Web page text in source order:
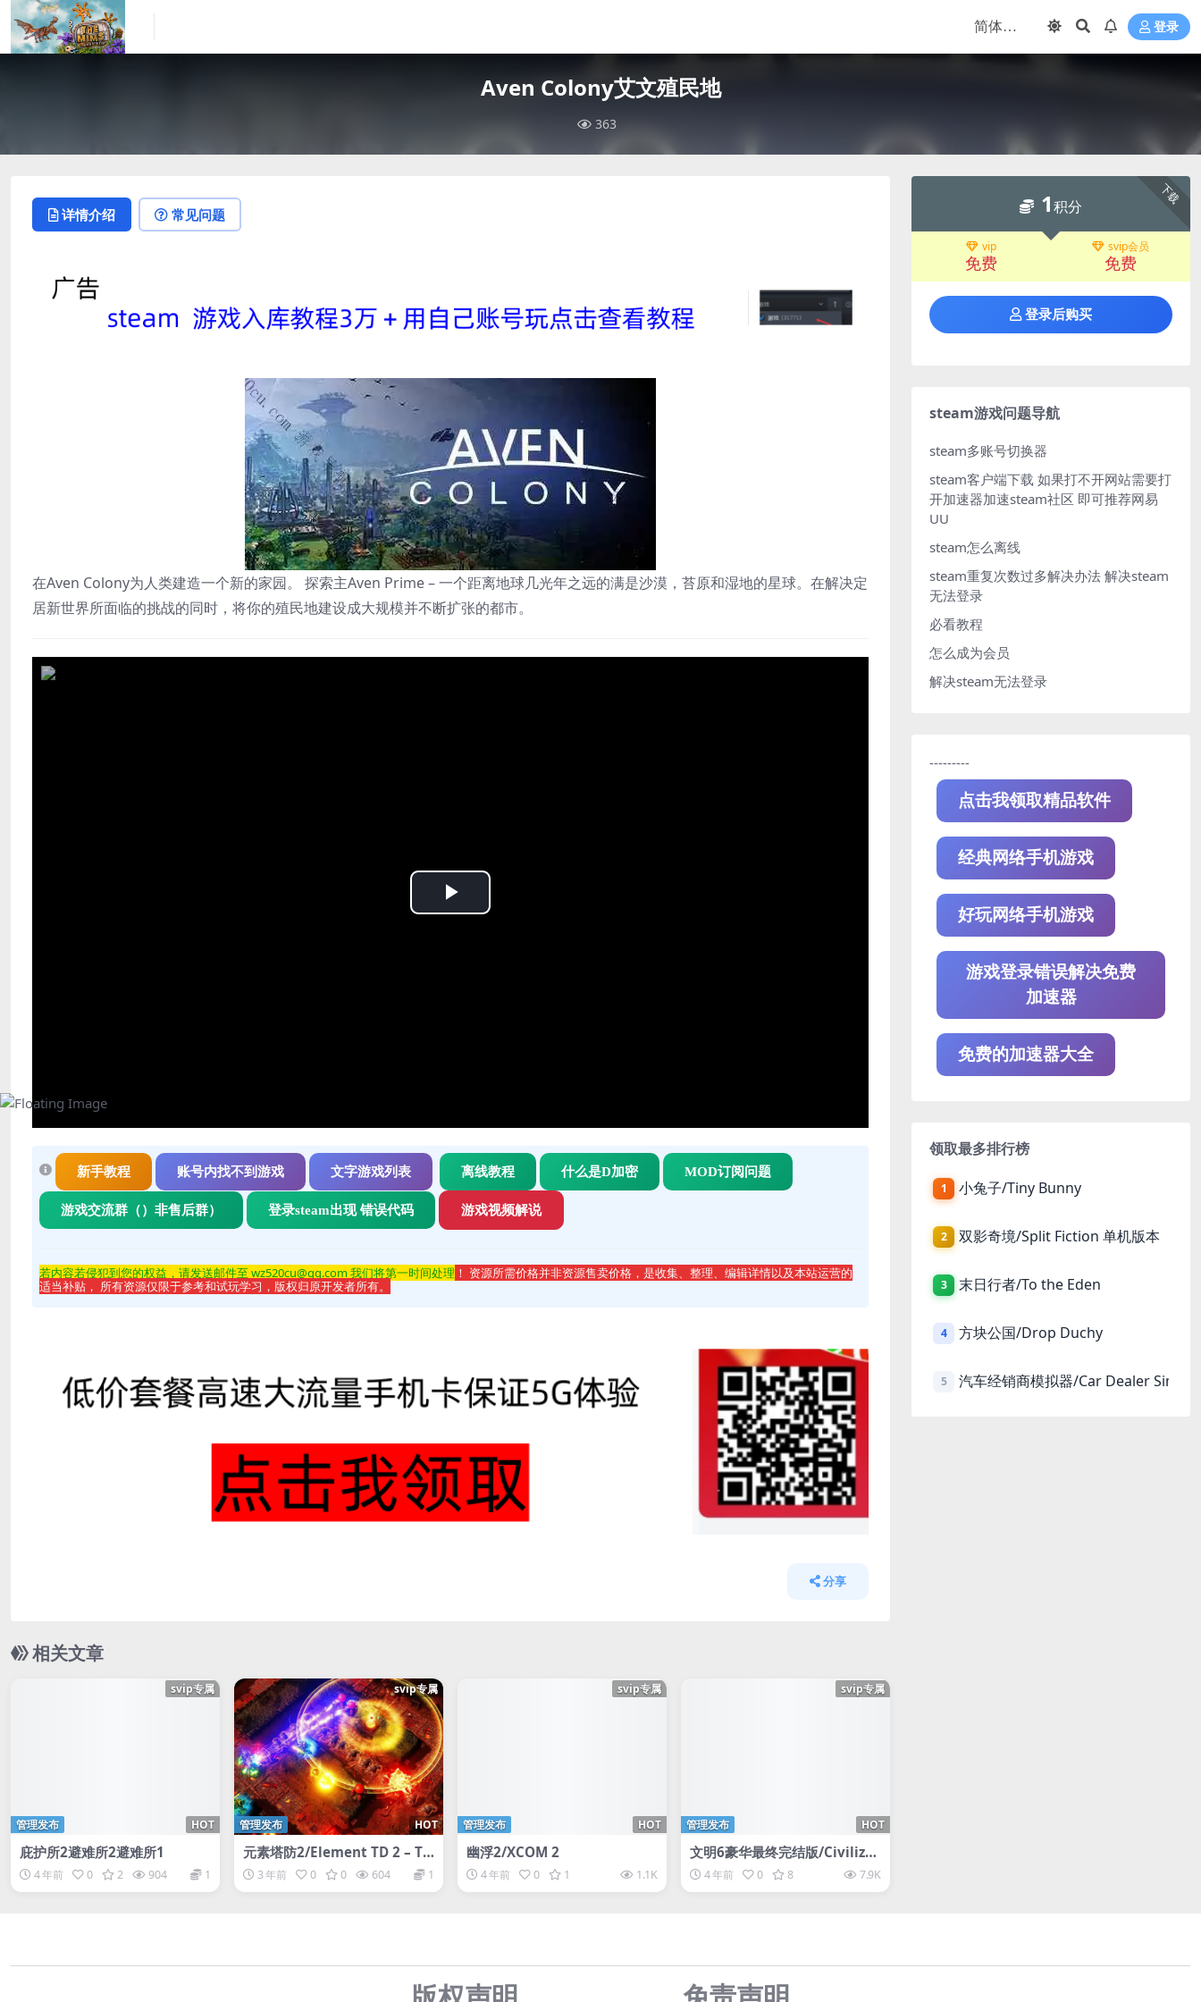
登录
Aven Colony艾文殖民地
363
详情介绍 常见问题
在Aven Colony为人类建造一个新的家园。 探索主Aven Prime – 一个距离地球几光年之远的满是沙漠，苔原和湿地的星球。在解决定
居新世界所面临的挑战的同时，将你的殖民地建设成大规模并不断扩张的都市。
Play
新手教程 账号内找不到游戏 文字游戏列表 离线教程 什么是D加密 MOD订阅问题
游戏交流群（）非售后群） 登录steam出现 错误代码 游戏视频解说
若内容若侵犯到您的权益，请发送邮件至 wz520cu@qq.com 我们将第一时间处理 ！ 资源所需价格并非资源售卖价格，是收集、整理、编辑详情以及本站运营的
适当补贴， 所有资源仅限于参考和试玩学习，版权归原开发者所有。
分享
相关文章
svip专属
HOT
管理发布
庇护所2避难所2避难所1
4 年前 0 2 904 1
svip专属
HOT
管理发布
元素塔防2/Element TD 2 – To
wer Defense
3 年前 0 0 604 1
svip专属
HOT
管理发布
幽浮2/XCOM 2
4 年前 0 1 1.1K
svip专属
HOT
管理发布
文明6豪华最终完结版/Civilizat
ion VI/附345合集Sid Meier’s
Civilization® VI
4 年前 0 8 7.9K
下载
1积分
vip
免费
svip会员
免费
登录后购买
steam游戏问题导航
steam多账号切换器
steam客户端下载 如果打不开网站需要打
开加速器加速steam社区 即可推荐网易
UU
steam怎么离线
steam重复次数过多解决办法 解决steam
无法登录
必看教程
怎么成为会员
解决steam无法登录
---------
点击我领取精品软件
经典网络手机游戏
好玩网络手机游戏
游戏登录错误解决免费
加速器
免费的加速器大全
领取最多排行榜
1 小兔子/Tiny Bunny
2 双影奇境/Split Fiction 单机版本
3 末日行者/To the Eden
4 方块公国/Drop Duchy
5 汽车经销商模拟器/Car Dealer